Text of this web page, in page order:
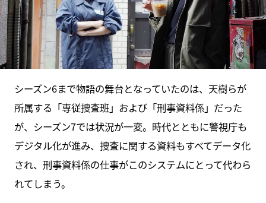
シーズン6まで物語の舞台となっていたのは、天樹らが
所属する「専従捜査班」および「刑事資料係」だった
が、シーズン7では状況が一変。時代とともに警視庁も
デジタル化が進み、捜査に関する資料もすべてデータ化
され、刑事資料係の仕事がこのシステムにとって代わら
れてしまう。